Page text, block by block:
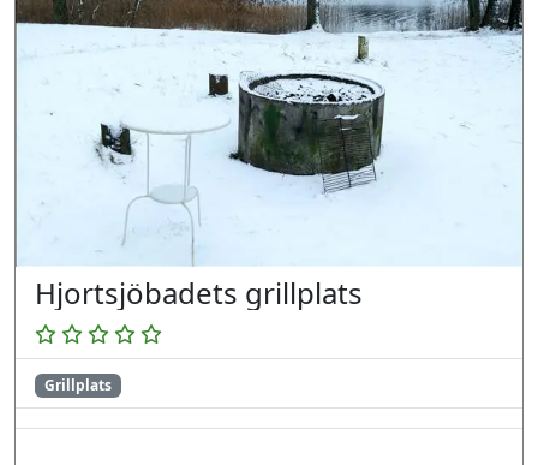
Hjortsjöbadets grillplats
Grillplats